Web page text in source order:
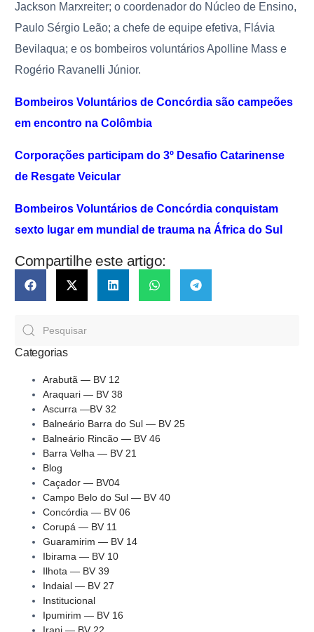
Jackson Marxreiter; o coordenador do Núcleo de Ensino,
Paulo Sérgio Leão; a chefe de equipe efetiva, Flávia
Bevilaqua; e os bombeiros voluntários Apolline Mass e
Rogério Ravanelli Júnior.
Bombeiros Voluntários de Concórdia são campeões
em encontro na Colômbia
Corporações participam do 3º Desafio Catarinense
de Resgate Veicular
Bombeiros Voluntários de Concórdia conquistam
sexto lugar em mundial de trauma na África do Sul
Compartilhe este artigo:
Categorias
Arabutã — BV 12
Araquari — BV 38
Ascurra —BV 32
Balneário Barra do Sul — BV 25
Balneário Rincão — BV 46
Barra Velha — BV 21
Blog
Caçador — BV04
Campo Belo do Sul — BV 40
Concórdia — BV 06
Corupá — BV 11
Guaramirim — BV 14
Ibirama — BV 10
Ilhota — BV 39
Indaial — BV 27
Institucional
Ipumirim — BV 16